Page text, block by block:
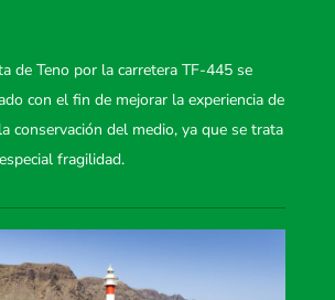
de Teno por la carretera TF-445 se
con el fin de mejorar la experiencia de
conservación del medio, ya que se trata
fragilidad.